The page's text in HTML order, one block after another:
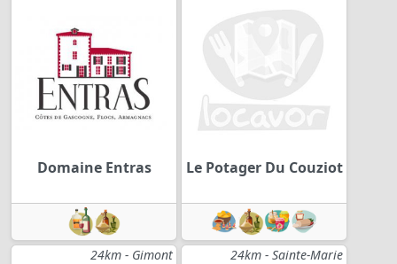
Domaine Entras Le Potager Du Couziot
24km - Gimont 24km - Sainte-Marie